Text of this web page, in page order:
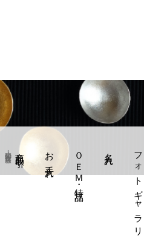
フォトギャラリー
名入れ
ＯＥＭ・特注品
お手入れ
商品取引